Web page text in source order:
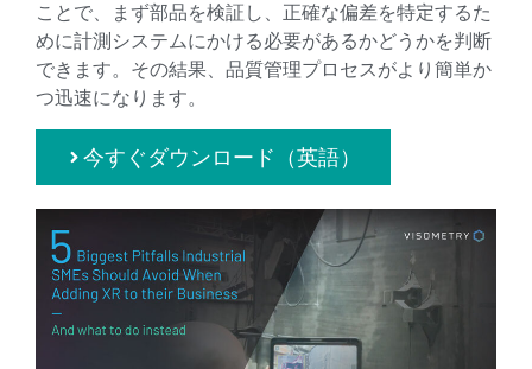
ことで、まず部品を検証し、正確な偏差を特定するた
めに計測システムにかける必要があるかどうかを判断
できます。その結果、品質管理プロセスがより簡単か
つ迅速になります。
今すぐダウンロード（英語）